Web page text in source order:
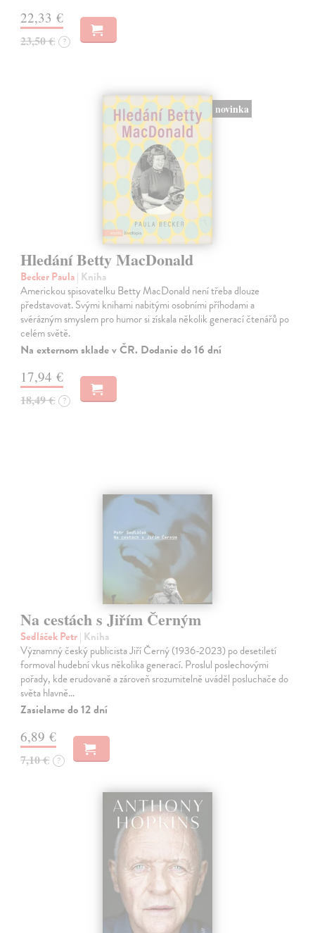
22,33 €
23,50 € ?
novinka
Hledání Betty MacDonald
Becker Paula| Kniha
Americkou spisovatelku Betty MacDonald není třeba dlouze
představovat. Svými knihami nabitými osobními příhodami a
svérázným smyslem pro humor si získala několik generací čtenářů po
celém světě.
Na externom sklade v ČR. Dodanie do 16 dní
17,94 €
18,49 € ?
Na cestách s Jiřím Černým
Sedláček Petr| Kniha
Významný český publicista Jiří Černý (1936-2023) po desetiletí
formoval hudební vkus několika generací. Proslul poslechovými
pořady, kde erudovaně a zároveň srozumitelně uváděl posluchače do
světa hlavně…
Zasielame do 12 dní
6,89 €
7,10 € ?